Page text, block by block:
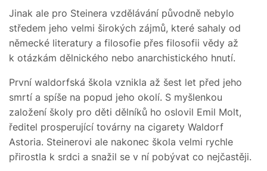
Jinak ale pro Steinera vzdělávání původně nebylo
středem jeho velmi širokých zájmů, které sahaly od
německé literatury a filosofie přes filosofii vědy až
k otázkám dělnického nebo anarchistického hnutí.
První waldorfská škola vznikla až šest let před jeho
smrtí a spíše na popud jeho okolí. S myšlenkou
založení školy pro děti dělníků ho oslovil Emil Molt,
ředitel prosperující továrny na cigarety Waldorf
Astoria. Steinerovi ale nakonec škola velmi rychle
přirostla k srdci a snažil se v ní pobývat co nejčastěji.